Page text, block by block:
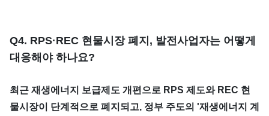
​Q4. RPS·REC 현물시장 폐지, 발전사업자는 어떻게
대응해야 하나요?
최근 재생에너지 보급제도 개편으로 RPS 제도와 REC 현
물시장이 단계적으로 폐지되고, 정부 주도의 '재생에너지 계